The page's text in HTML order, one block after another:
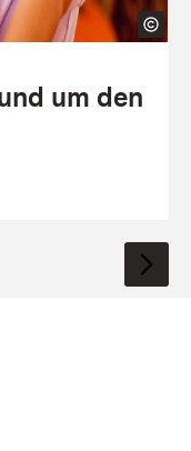
um den
1 2 3
Kachel: 4